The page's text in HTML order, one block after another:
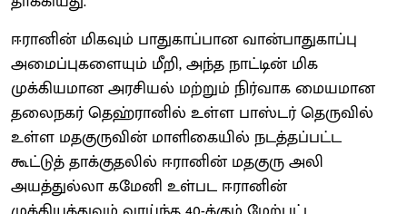
ஈரானின் மிகவும் பாதுகாப்பான வான்பாதுகாப்பு
அமைப்புகளையும் மீறி, அந்த நாட்டின் மிக
முக்கியமான அரசியல் மற்றும் நிர்வாக மையமான
தலைநகர் தெஹ்ரானில் உள்ள பாஸ்டர் தெருவில்
உள்ள மதகுருவின் மாளிகையில் நடத்தப்பட்ட
கூட்டுத் தாக்குதலில் ஈரானின் மதகுரு அலி
அயத்துல்லா கமேனி உள்பட ஈரானின்